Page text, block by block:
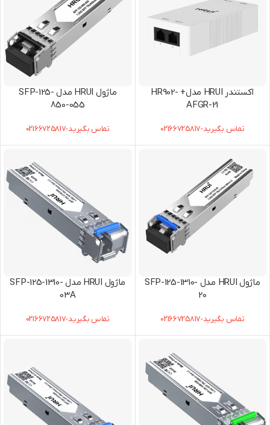
اکستندر HRUI مدل+ HR902-
AFGR-21
تماس بگیرید-02166725817
ماژول HRUI مدل SFP-125-
850-055
تماس بگیرید-02166725817
ماژول HRUI مدل SFP-125-1310-
20
تماس بگیرید-02166725817
ماژول HRUI مدل SFP-125-1310-
03A
تماس بگیرید-02166725817